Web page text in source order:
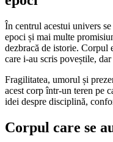
În centrul acestui univers
epoci și mai multe
dezbracă de istorie. Corpul
care i-au scris poveștile,
Fragilitatea, umorul și
acest corp într-un teren pe
idei despre disciplină,
Corpul care se